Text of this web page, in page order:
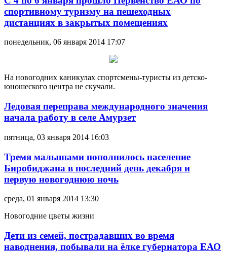
спортивному туризму на пешеходных
дистанциях в закрытых помещениях
понедельник, 06 января 2014 17:07
На новогодних каникулах спортсмены-туристы из детско-
юношеского центра не скучали.
Ледовая переправа международного значения
начала работу в селе Амурзет
пятница, 03 января 2014 16:03
Тремя малышами пополнилось население
Биробиджана в последний день декабря и
первую новогоднюю ночь
среда, 01 января 2014 13:30
Новогодние цветы жизни
Дети из семей, пострадавших во время
наводнения, побывали на ёлке губернатора ЕАО